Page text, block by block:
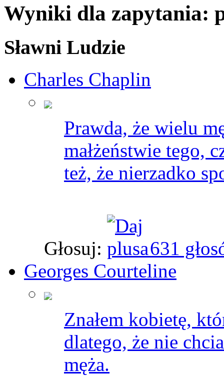
Wyniki dla zapytania:
Sławni Ludzie
Charles Chaplin
Prawda, że wielu
małżeństwie tego,
też, że nierzadko
Głosuj:
631
Georges Courteline
Znałem kobietę,
dlatego, że nie
męża.